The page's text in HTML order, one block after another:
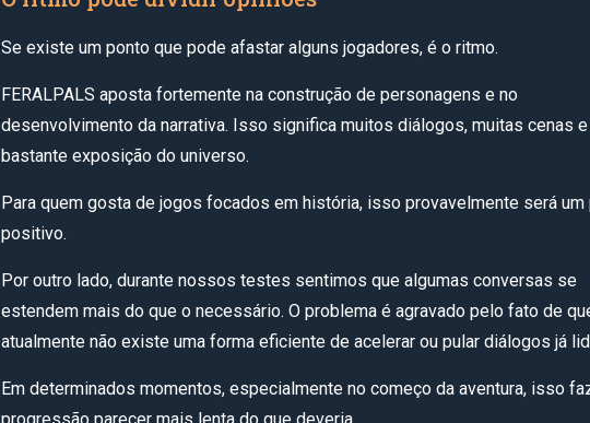
Se existe um ponto que pode afastar alguns jogadores, é o ritmo.
FERALPALS aposta fortemente na construção de personagens e no
desenvolvimento da narrativa. Isso significa muitos diálogos, muitas cenas e
bastante exposição do universo.
Para quem gosta de jogos focados em história, isso provavelmente será um
positivo.
Por outro lado, durante nossos testes sentimos que algumas conversas se
estendem mais do que o necessário. O problema é agravado pelo fato de
atualmente não existe uma forma eficiente de acelerar ou pular diálogos já
Em determinados momentos, especialmente no começo da aventura, isso